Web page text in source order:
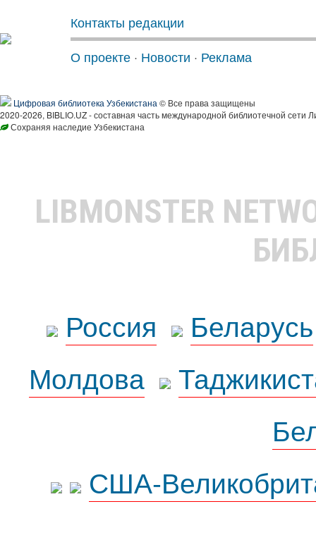
Контакты редакции
О проекте · Новости · Реклама
Цифровая библиотека Узбекистана © Все права защищены
2020-2026, BIBLIO.UZ - составная часть международной библиотечной сети
Сохраняя наследие Узбекистана
LIBMONSTER
Россия
Беларусь
Молдова
США-